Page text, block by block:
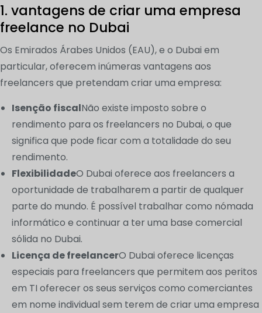
1. vantagens de criar uma empresa
freelance no Dubai
Os Emirados Árabes Unidos (EAU), e o Dubai em
particular, oferecem inúmeras vantagens aos
freelancers que pretendam criar uma empresa:
Isenção fiscalNão existe imposto sobre o
rendimento para os freelancers no Dubai, o que
significa que pode ficar com a totalidade do seu
rendimento.
FlexibilidadeO Dubai oferece aos freelancers a
oportunidade de trabalharem a partir de qualquer
parte do mundo. É possível trabalhar como nómada
informático e continuar a ter uma base comercial
sólida no Dubai.
Licença de freelancerO Dubai oferece licenças
especiais para freelancers que permitem aos peritos
em TI oferecer os seus serviços como comerciantes
em nome individual sem terem de criar uma empresa